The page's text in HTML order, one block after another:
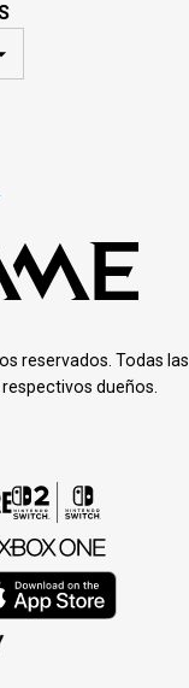
reservados. Todas las
dueños.